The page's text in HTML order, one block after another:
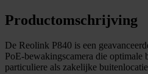
Productomschrijving
De Reolink P840 is een
PoE‑bewakingscamera die
particuliere als zakelijke